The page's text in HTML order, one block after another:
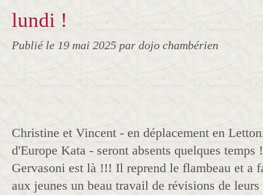
lundi !
Publié le 19 mai 2025 par dojo chambérien
Christine et Vincent - en déplacement en
d'Europe Kata - seront absents quelques
Gervasoni est là !!! Il reprend le flambeau et a
aux jeunes un beau travail de révisions de